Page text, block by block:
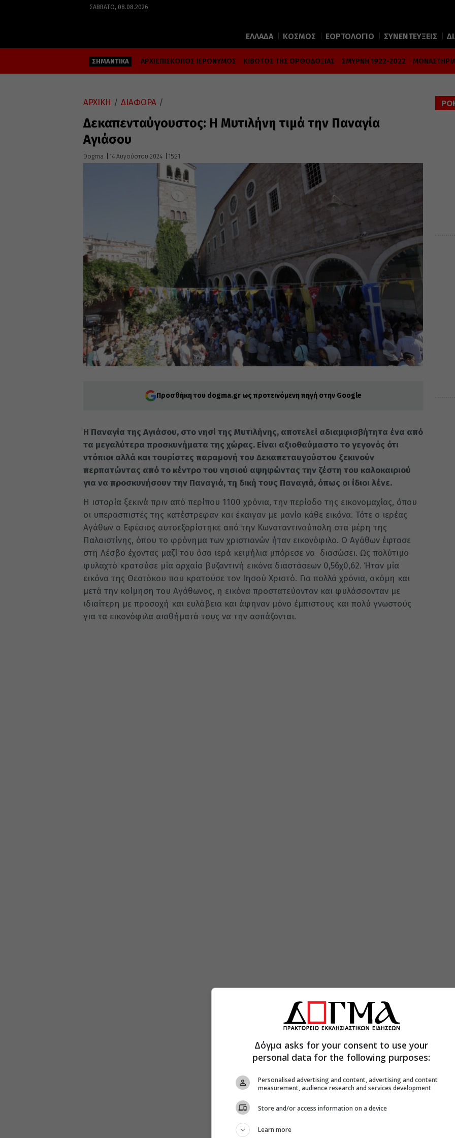
ΣΆΒΒΑΤΟ, 08.08.2026
ΕΛΛΑΔΑ ΚΟΣΜΟΣ ΕΟΡΤΟΛΟΓΙΟ ΣΥΝΕΝΤΕΥΞΕΙΣ
ΣΗΜΑΝΤΙΚΑ ΑΡΧΙΕΠΙΣΚΟΠΟΣ ΙΕΡΩΝΥΜΟΣ ΚΙΒΩΤΟΣ ΤΗΣ ΟΡΘΟΔΟΞΙΑΣ ΣΜΥΡΝΗ 1922-2022
ΑΡΧΙΚΗ / ΔΙΑΦΟΡΑ /
Δεκαπενταύγουστος: Η Μυτιλήνη τιμά την Παναγία
Αγιάσου
Dogma 14 Αυγούστου 2024 15:21
Προσθήκη του dogma.gr ως προτεινόμενη πηγή στην Google
Η Παναγία της Αγιάσου, στο νησί της Μυτιλήνης, αποτελεί αδιαμφισβήτητα ένα από
τα μεγαλύτερα προσκυνήματα της χώρας. Είναι αξιοθαύμαστο το γεγονός ότι
ντόπιοι αλλά και τουρίστες παραμονή του Δεκαπεταυγούστου ξεκινούν
περπατώντας από το κέντρο του νησιού αψηφώντας την ζέστη του καλοκαιριού
για να προσκυνήσουν την Παναγιά, τη δική τους Παναγιά, όπως οι ίδιοι λένε.
Η ιστορία ξεκινά πριν από περίπου 1100 χρόνια, την περίοδο της εικονομαχίας, όπου
οι υπερασπιστές της κατέστρεφαν και έκαιγαν με μανία κάθε εικόνα. Τότε ο ιερέας
Αγάθων ο Εφέσιος αυτοεξορίστηκε από την Κωνσταντινούπολη στα μέρη της
Παλαιστίνης, όπου το φρόνημα των χριστιανών ήταν εικονόφιλο. Ο Αγάθων έφτασε
στη Λέσβο έχοντας μαζί του όσα ιερά κειμήλια μπόρεσε να διασώσει. Ως πολύτιμο
φυλαχτό κρατούσε μία αρχαία βυζαντινή εικόνα διαστάσεων 0,56χ0,62. Ήταν μία
εικόνα της Θεοτόκου που κρατούσε τον Ιησού Χριστό. Για πολλά χρόνια, ακόμη και
μετά την κοίμηση του Αγάθωνος, η εικόνα προστατεύονταν και φυλάσσονταν με
ιδιαίτερη με προσοχή και ευλάβεια και άφηναν μόνο έμπιστους και πολύ γνωστούς
για τα εικονόφιλα αισθήματά τους να την ασπάζονται.
Δόγμα asks for your consent to use your
personal data for the following purposes:
Personalised advertising and content, advertising and content
measurement, audience research and services development
Store and/or access information on a device
Learn more